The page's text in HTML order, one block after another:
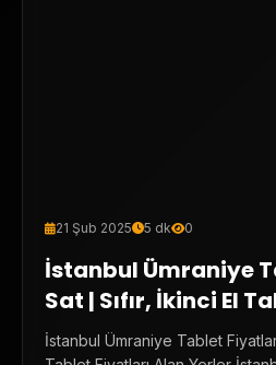
21 Şub 2025 5 dk 0
İstanbul Ümraniye
Sat | Sıfır, İkinci El
Alan Yerler
İstanbul Ümraniye Tablet